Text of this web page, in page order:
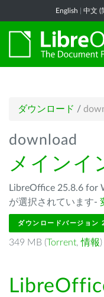
English 中文 (
ダウンロード /
download
メインイ
LibreOffice 25.8.6 for
が選択されています-
ダウンロードバージョン
349 MB (Torrent,情報)